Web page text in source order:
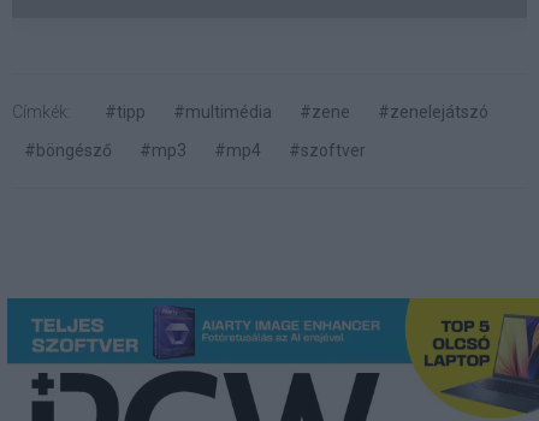
Címkék: #tipp #multimédia #zene
#zenelejátszó
#böngésző
#mp3 #mp4 #szoftver